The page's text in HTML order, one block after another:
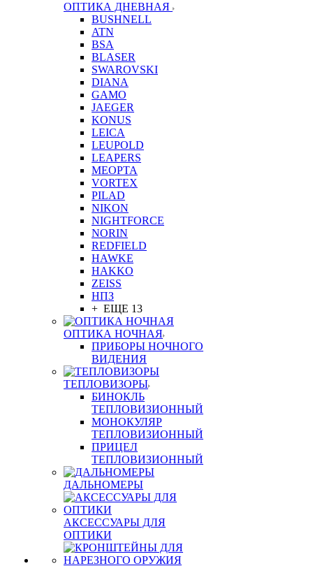
ОПТИКА ДНЕВНАЯ
BUSHNELL
ATN
BSA
BLASER
SWAROVSKI
DIANA
GAMO
JAEGER
KONUS
LEICA
LEUPOLD
LEAPERS
MEOPTA
VORTEX
PILAD
NIKON
NIGHTFORCE
NORIN
REDFIELD
HAWKE
HAKKO
ZEISS
НПЗ
+ ЕЩЕ 13
ОПТИКА НОЧНАЯ
ПРИБОРЫ НОЧНОГО
ВИДЕНИЯ
ТЕПЛОВИЗОРЫ
БИНОКЛЬ
ТЕПЛОВИЗИОННЫЙ
МОНОКУЛЯР
ТЕПЛОВИЗИОННЫЙ
ПРИЦЕЛ
ТЕПЛОВИЗИОННЫЙ
ДАЛЬНОМЕРЫ
АКСЕССУАРЫ ДЛЯ
ОПТИКИ